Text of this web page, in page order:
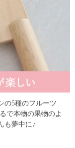
の5種のフルーツ
で本物の果物のよ
も夢中に♪